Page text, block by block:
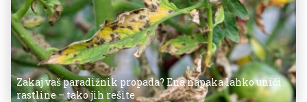
Zakaj vaš paradižnik propada? Ena napaka lahko uniči
rastline – tako jih rešite